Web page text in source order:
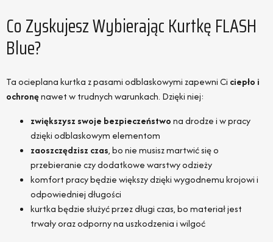
Co Zyskujesz Wybierając Kurtkę FLASH
Blue?
Ta ocieplana kurtka z pasami odblaskowymi zapewni Ci ciepło i
ochronęnawet w trudnych warunkach. Dzięki niej:
zwiększysz swoje bezpieczeństwona drodze i w pracy
dzięki odblaskowym elementom
zaoszczędzisz czas, bo nie musisz martwić się o
przebieranie czy dodatkowe warstwy odzieży
komfort pracy będzie większy dzięki wygodnemu krojowi i
odpowiedniej długości
kurtka będzie służyć przez długi czas, bo materiał jest
trwały oraz odporny na uszkodzenia i wilgoć